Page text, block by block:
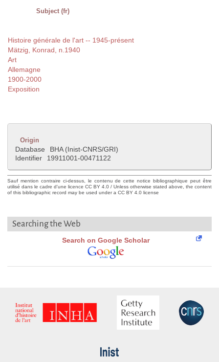
Subject (fr)
Histoire générale de l'art -- 1945-présent
Mätzig, Konrad, n.1940
Art
Allemagne
1900-2000
Exposition
Origin
Database
BHA (Inist-CNRS/GRI)
Identifier
19911001-00471122
Sauf mention contraire ci-dessus, le contenu de cette notice bibliographique peut être
utilisé dans le cadre d'une licence CC BY 4.0 / Unless otherwise stated above, the content
of this bibliographic record may be used under a CC BY 4.0 license
Searching the Web
Search on Google Scholar